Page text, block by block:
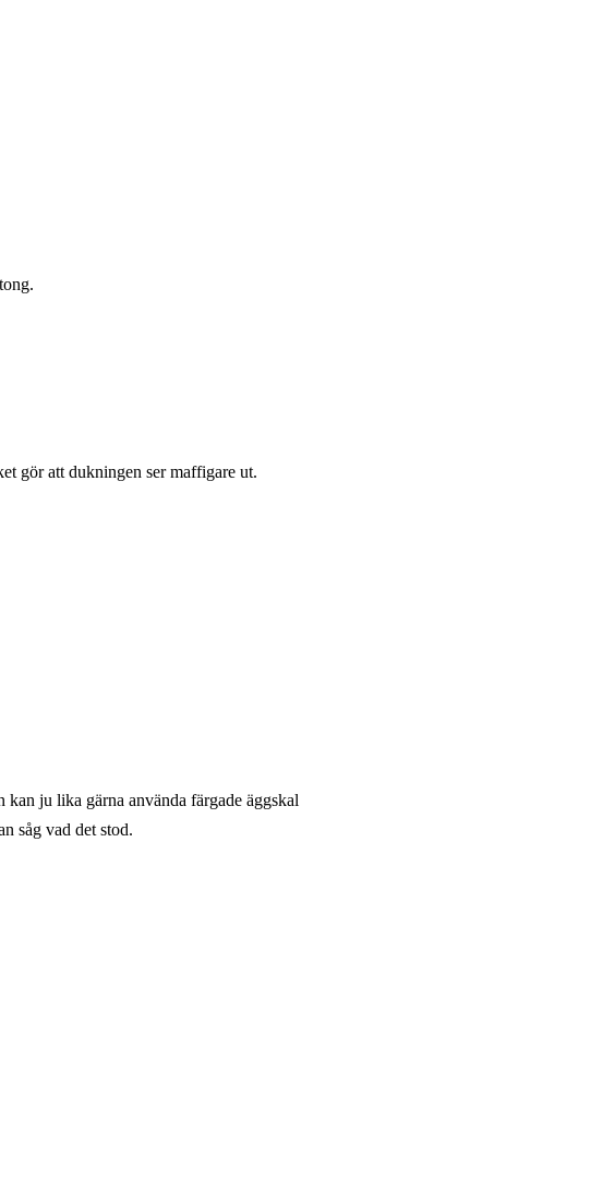
gör att dukningen ser maffigare ut.
ju lika gärna använda färgade äggskal
såg vad det stod.